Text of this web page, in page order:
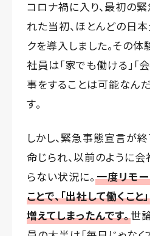
コロナ禍に入り、最初の
れた当初、ほとんどの日
クを導入しました。その体
社員は「家でも働ける」「
事をすることは可能なん
す。
しかし、緊急事態宣言が
命じられ、以前のように
らない状況に。一度リモ
ことで、「出社して働くこ
増えてしまったんです。世